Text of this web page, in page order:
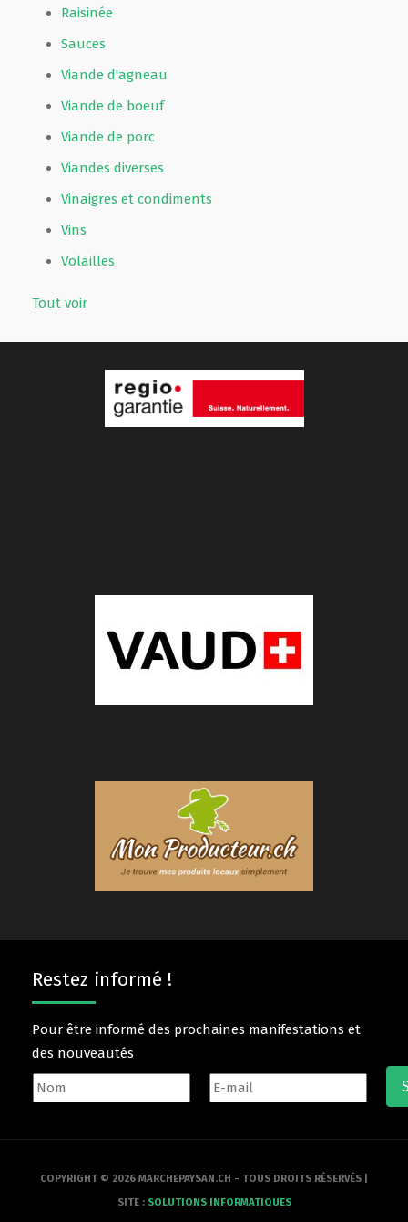
Raisinée
Sauces
Viande d'agneau
Viande de boeuf
Viande de porc
Viandes diverses
Vinaigres et condiments
Vins
Volailles
Tout voir
Restez informé !
Pour être informé des prochaines manifestations et
des nouveautés
COPYRIGHT © 2026 MARCHEPAYSAN.CH - TOUS DROITS RÉSERVÉS |
SITE : SOLUTIONS INFORMATIQUES